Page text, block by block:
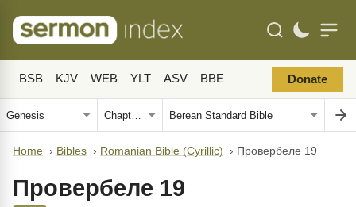
BSB KJV WEB YLT ASV BBE Donate
Home › Bibles › Romanian Bible (Cyrillic) › Провербеле 19
Провербеле 19